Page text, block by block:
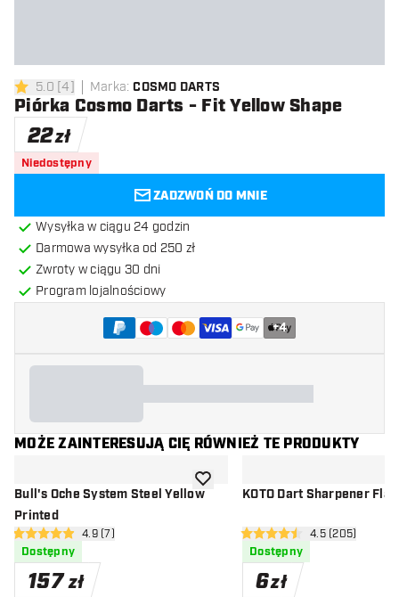
5 gwiazdki oceny
5.0 [4] Marka: COSMO DARTS
Piórka Cosmo Darts - Fit Yellow Shape
22zł
Niedostępny
ZADZWOŃ DO MNIE
Wysyłka w ciągu 24 godzin
Darmowa wysyłka od 250 zł
Zwroty w ciągu 30 dni
Program lojalnościowy
+4
MOŻE ZAINTERESUJĄ CIĘ RÓWNIEŻ TE PRODUKTY
Bull's Oche System Steel Yellow
Printed
otwórz panel recenzji
4.9 gwiazdki oceny
4.9 (7)
Dostępny
157 zł
dodaj do listy życzeń
KOTO Dart Sharpener Flat
otwórz panel
4.5 gwiazdki oceny
4.5 (205)
Dostępny
6zł